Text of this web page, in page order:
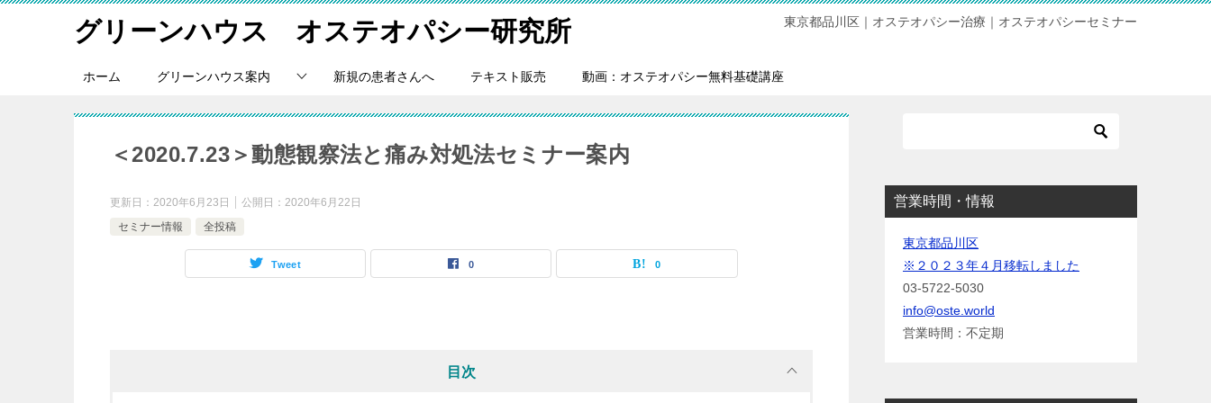
グリーンハウス オステオパシー研究所 東京都品川区｜オステオパシー治療｜オステオパシーセミナー
ホーム グリーンハウス案内 新規の患者さんへ テキスト販売 動画：オステオパシー無料基礎講座
＜2020.7.23＞動態観察法と痛み対処法セミナー案内
更新日： 2020年6月23日 公開日： 2020年6月22日
セミナー情報
全投稿
Tweet 0 0
目次
営業時間・情報
東京都品川区
※２０２３年４月移転しました
03-5722-5030
info@oste.world
営業時間：不定期